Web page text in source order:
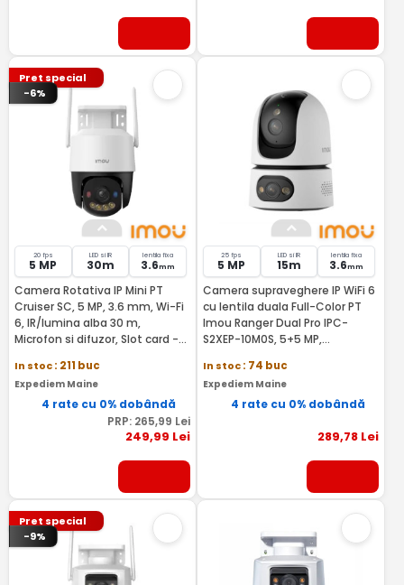
Pret special
-6%
20 fps
5 MP
LED si IR
30m
lentila fixa
3.6mm
Camera Rotativa IP Mini PT
Cruiser SC, 5 MP, 3.6 mm, Wi-Fi
6, IR/lumina alba 30 m,
Microfon si difuzor, Slot card -
In stoc: 211 buc
Expediem Maine
4 rate cu 0% dobândă
PRP: 265,99 Lei
249,99 Lei
25 fps
5 MP
LED si IR
15m
lentila fixa
3.6mm
Camera supraveghere IP WiFi 6
cu lentila duala Full-Color PT
Imou Ranger Dual Pro IPC-
S2XEP-10M0S, 5+5 MP,
vision 15 m, microfon si difuzor,
slot card, auto tracking, sirena
alarma - IMOU IPC-S2XEP-
In stoc: 74 buc
Expediem Maine
4 rate cu 0% dobândă
289,78 Lei
Pret special
-9%